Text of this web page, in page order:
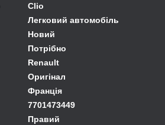
Clio
Легковий автомобіль
Новий
Потрібно
Renault
Оригінал
Франція
7701473449
Правий